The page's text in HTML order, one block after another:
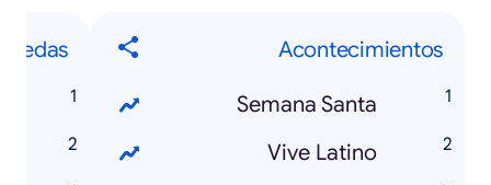
Acontecimientos
Semana Santa
Vive Latino